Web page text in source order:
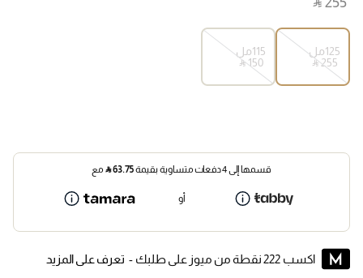
125مل
‎ ⃁ ⁦255⁩ ‎
115مل
‎ ⃁ ⁦150⁩ ‎
قسمها إلى 4 دفعات متساوية بقيمة 63.75
⃁ مع
أو
اكسب 222 نقطة من ميوز على طلبك - تعرف على المزيد